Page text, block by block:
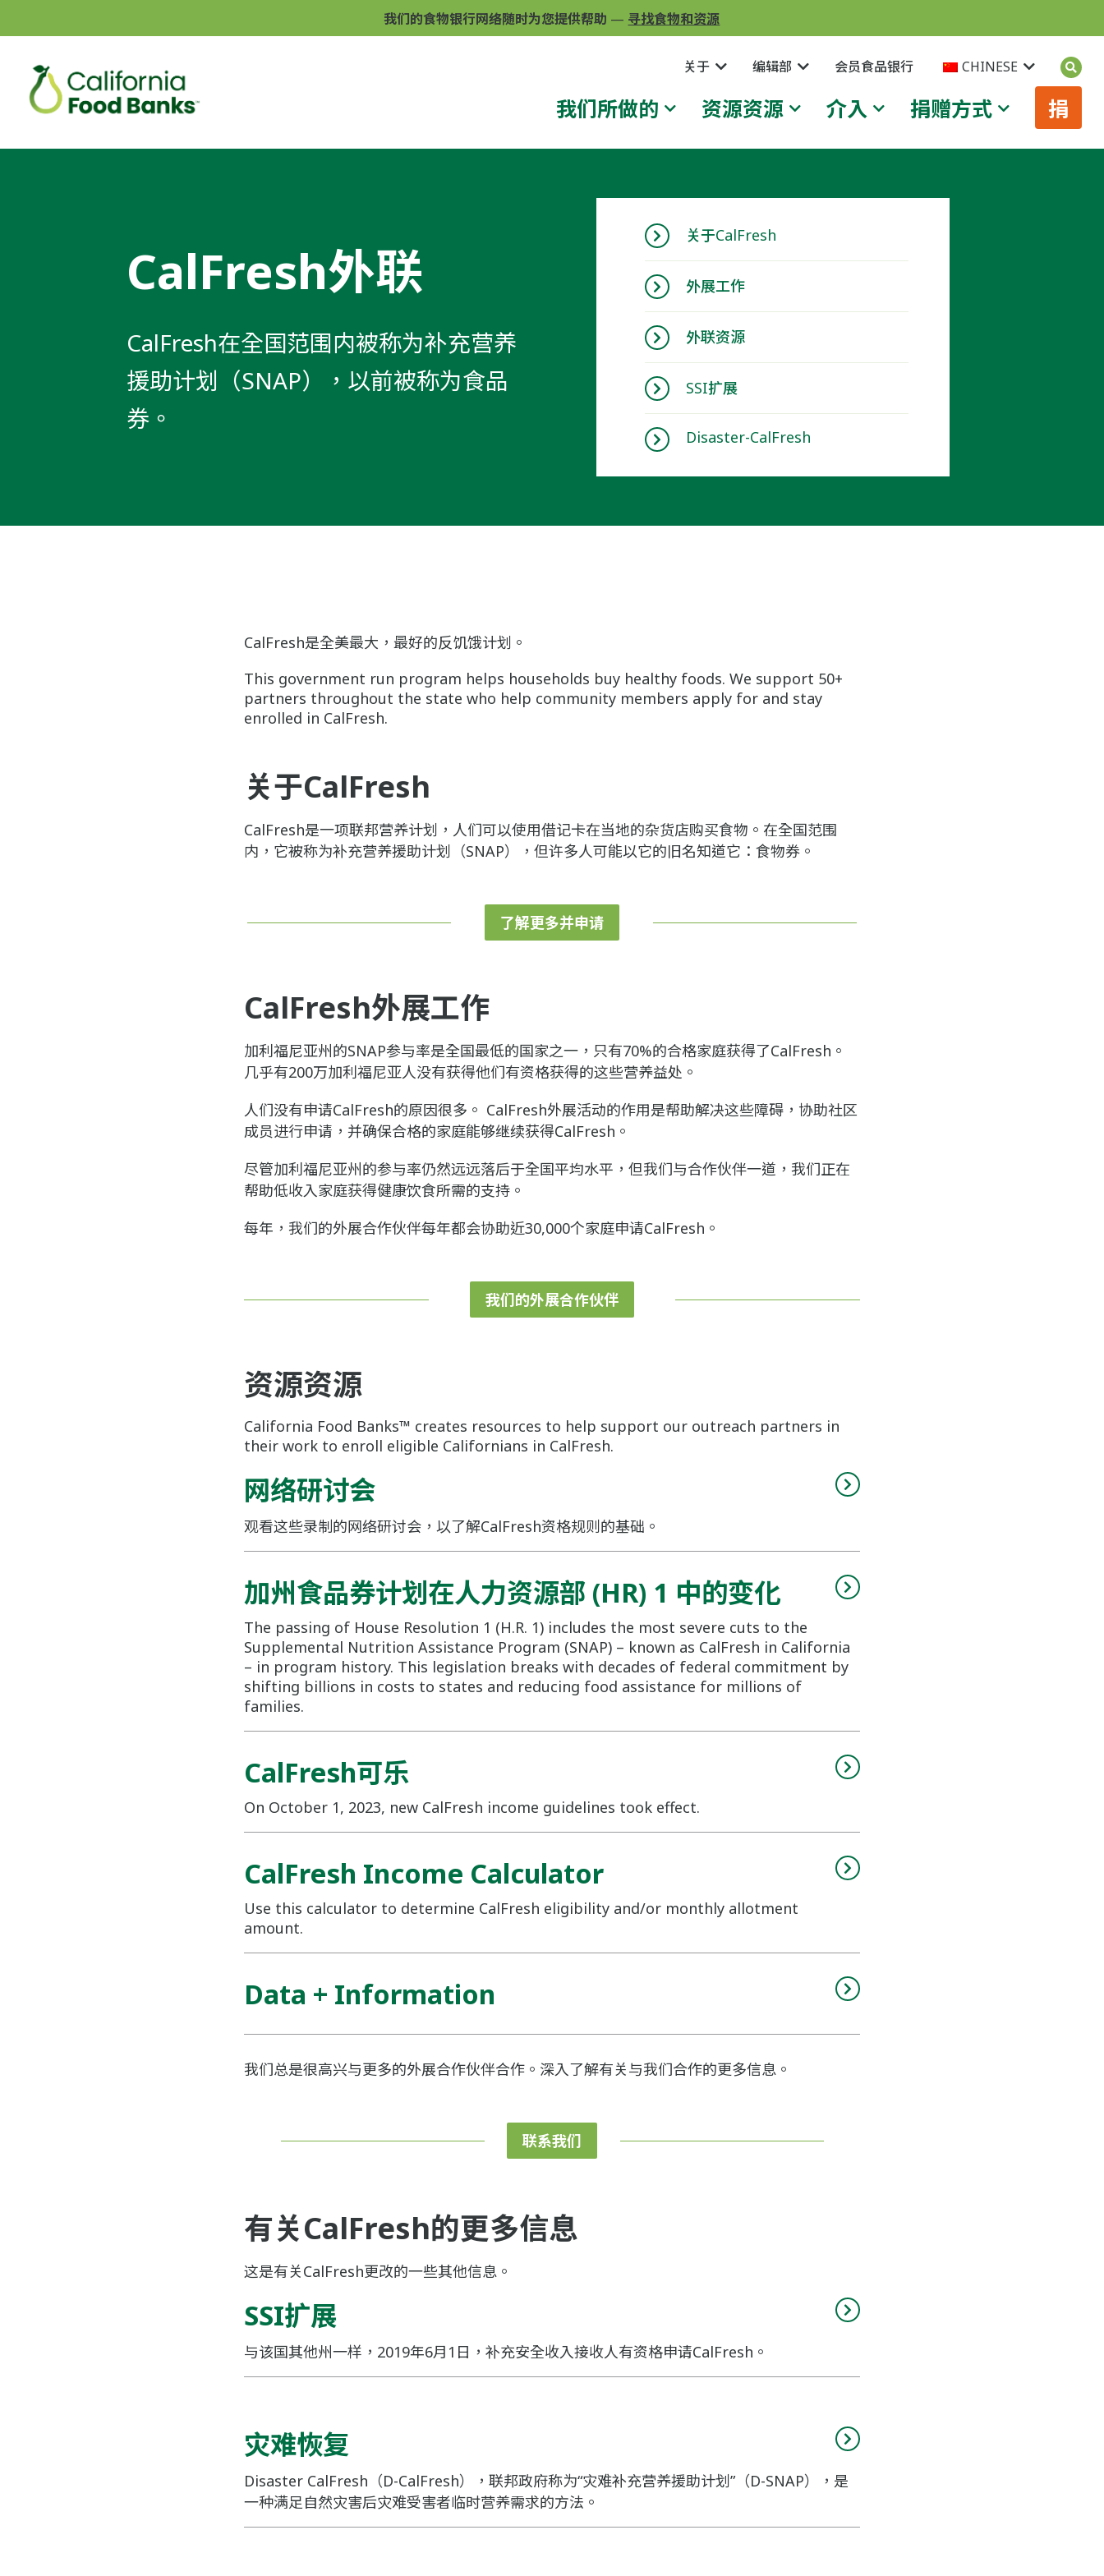
我们的食物银行网络随时为您提供帮助 — 寻找食物和资源
关于 编辑部 会员食品银行 CHINESE
我们所做的 资源资源 介入 捐赠方式 捐
CalFresh外联
CalFresh在全国范围内被称为补充营养
援助计划（SNAP），以前被称为食品
券。
关于CalFresh
外展工作
外联资源
SSI扩展
Disaster-CalFresh
CalFresh是全美最大，最好的反饥饿计划。
This government run program helps households buy healthy foods. We support 50+
partners throughout the state who help community members apply for and stay
enrolled in CalFresh.
关于CalFresh
CalFresh是一项联邦营养计划，人们可以使用借记卡在当地的杂货店购买食物。在全国范围
内，它被称为补充营养援助计划（SNAP），但许多人可能以它的旧名知道它：食物券。
了解更多并申请
CalFresh外展工作
加利福尼亚州的SNAP参与率是全国最低的国家之一，只有70%的合格家庭获得了CalFresh。
几乎有200万加利福尼亚人没有获得他们有资格获得的这些营养益处。
人们没有申请CalFresh的原因很多。 CalFresh外展活动的作用是帮助解决这些障碍，协助社区
成员进行申请，并确保合格的家庭能够继续获得CalFresh。
尽管加利福尼亚州的参与率仍然远远落后于全国平均水平，但我们与合作伙伴一道，我们正在
帮助低收入家庭获得健康饮食所需的支持。
每年，我们的外展合作伙伴每年都会协助近30,000个家庭申请CalFresh。
我们的外展合作伙伴
资源资源
California Food Banks™ creates resources to help support our outreach partners in
their work to enroll eligible Californians in CalFresh.
网络研讨会
观看这些录制的网络研讨会，以了解CalFresh资格规则的基础。
加州食品券计划在人力资源部 (HR) 1 中的变化
The passing of House Resolution 1 (H.R. 1) includes the most severe cuts to the
Supplemental Nutrition Assistance Program (SNAP) – known as CalFresh in California
– in program history. This legislation breaks with decades of federal commitment by
shifting billions in costs to states and reducing food assistance for millions of
families.
CalFresh可乐
On October 1, 2023, new CalFresh income guidelines took effect.
CalFresh Income Calculator
Use this calculator to determine CalFresh eligibility and/or monthly allotment
amount.
Data + Information
我们总是很高兴与更多的外展合作伙伴合作。深入了解有关与我们合作的更多信息。
联系我们
有关CalFresh的更多信息
这是有关CalFresh更改的一些其他信息。
SSI扩展
与该国其他州一样，2019年6月1日，补充安全收入接收人有资格申请CalFresh。
灾难恢复
Disaster CalFresh（D-CalFresh），联邦政府称为“灾难补充营养援助计划”（D-SNAP），是
一种满足自然灾害后灾难受害者临时营养需求的方法。